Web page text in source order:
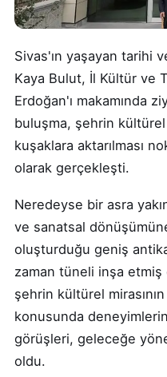
Sivas'ın yaşayan tarihi
Kaya Bulut, İl Kültür ve
Erdoğan'ı makamında
buluşma, şehrin kültürel
kuşaklara aktarılması
olarak gerçekleşti.
Neredeyse bir asra
ve sanatsal
oluşturduğu geniş
zaman tüneli inşa etmiş
şehrin kültürel
konusunda
görüşleri, geleceğe
oldu.